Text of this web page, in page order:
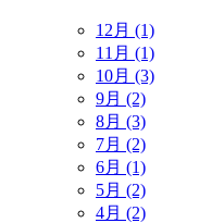
12月 (1)
11月 (1)
10月 (3)
9月 (2)
8月 (3)
7月 (2)
6月 (1)
5月 (2)
4月 (2)